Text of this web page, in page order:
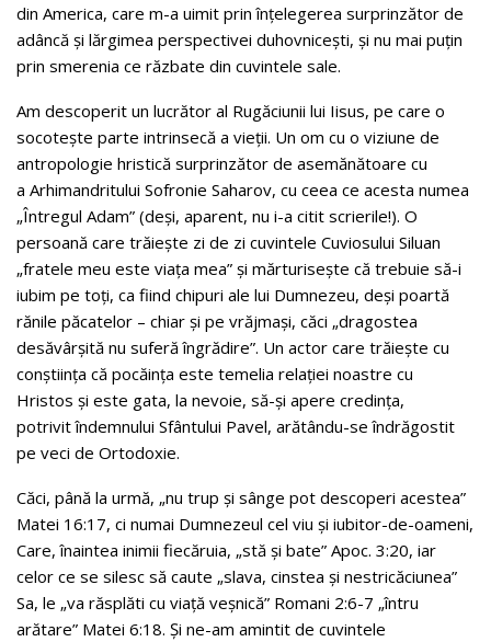
din America, care m-a uimit prin înţelegerea surprinzător de
adâncă şi lărgimea perspectivei duhovniceşti, şi nu mai puţin
prin smerenia ce răzbate din cuvintele sale.
Am descoperit un lucrător al Rugăciunii lui Iisus, pe care o
socoteşte parte intrinsecă a vieţii. Un om cu o viziune de
antropologie hristică surprinzător de asemănătoare cu
a Arhimandritului Sofronie Saharov, cu ceea ce acesta numea
„Întregul Adam” (deşi, aparent, nu i-a citit scrierile!). O
persoană care trăieşte zi de zi cuvintele Cuviosului Siluan
„fratele meu este viaţa mea” şi mărturiseşte că trebuie să-i
iubim pe toţi, ca fiind chipuri ale lui Dumnezeu, deşi poartă
rănile păcatelor – chiar şi pe vrăjmaşi, căci „dragostea
desăvârşită nu suferă îngrădire”. Un actor care trăieşte cu
conştiinţa că pocăinţa este temelia relaţiei noastre cu
Hristos şi este gata, la nevoie, să-şi apere credinţa,
potrivit îndemnului Sfântului Pavel, arătându-se îndrăgostit
pe veci de Ortodoxie.
Căci, până la urmă, „nu trup şi sânge pot descoperi acestea”
Matei 16:17, ci numai Dumnezeul cel viu şi iubitor-de-oameni,
Care, înaintea inimii fiecăruia, „stă şi bate” Apoc. 3:20, iar
celor ce se silesc să caute „slava, cinstea şi nestricăciunea”
Sa, le „va răsplăti cu viaţă veşnică” Romani 2:6-7 „întru
arătare” Matei 6:18. Şi ne-am amintit de cuvintele